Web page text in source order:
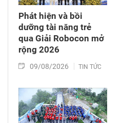
Phát hiện và bồi
dưỡng tài năng trẻ
qua Giải Robocon mở
rộng 2026
09/08/2026 TIN TỨC